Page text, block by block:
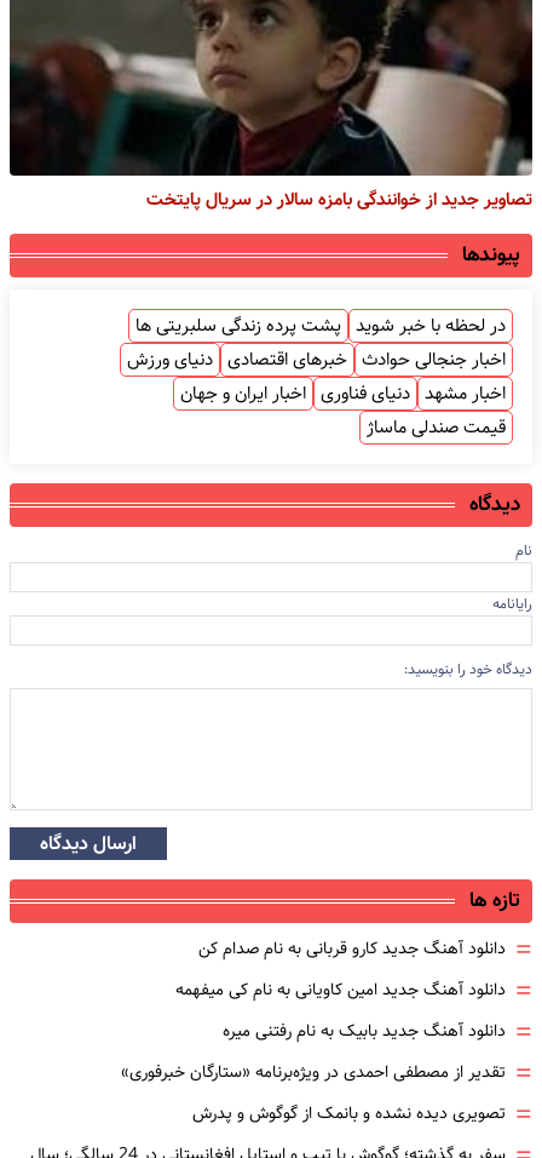
تصاویر جدید از خوانندگی بامزه سالار در سریال پایتخت
پیوندها
در لحظه با خبر شوید پشت پرده زندگی سلبریتی ها
اخبار جنجالی حوادث خبرهای اقتصادی دنیای ورزش
اخبار مشهد دنیای فناوری اخبار ایران و جهان
قیمت صندلی ماساژ
دیدگاه
نام
رایانامه
دیدگاه خود را بنویسید:
ارسال دیدگاه
تازه ها
= دانلود آهنگ جدید کارو قربانی به نام صدام کن
= دانلود آهنگ جدید امین کاویانی به نام کی میفهمه
= دانلود آهنگ جدید بابیک به نام رفتنی میره
= تقدیر از مصطفی احمدی در ویژه‌برنامه «ستارگان خبرفوری»
= تصویری دیده نشده و بانمک از گوگوش و پدرش